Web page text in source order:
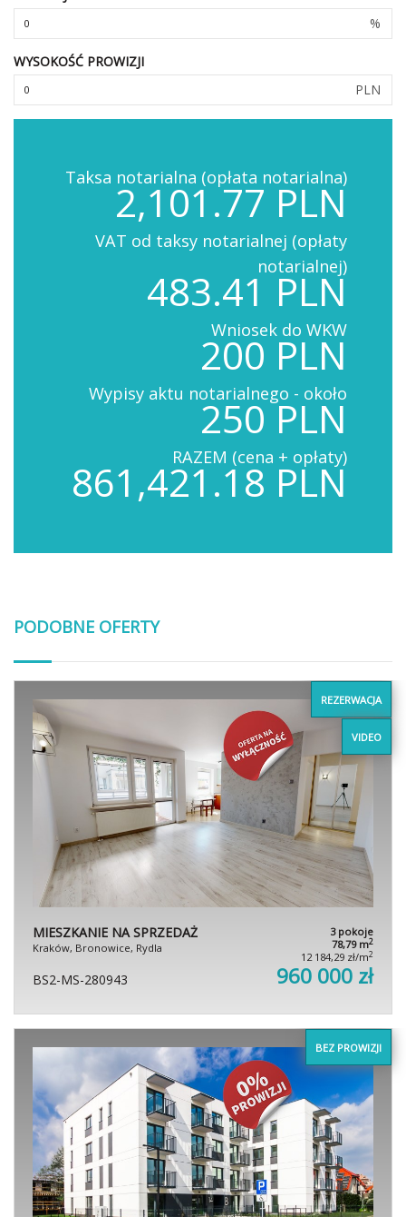
%
WYSOKOŚĆ PROWIZJI
PLN
Taksa notarialna (opłata notarialna)
2,101.77 PLN
VAT od taksy notarialnej (opłaty
notarialnej)
483.41 PLN
Wniosek do WKW
200 PLN
Wypisy aktu notarialnego - około
250 PLN
RAZEM (cena + opłaty)
861,421.18 PLN
PODOBNE OFERTY
REZERWACJA
VIDEO
MIESZKANIE NA SPRZEDAŻ
Kraków, Bronowice, Rydla
3 pokoje
78,79 m2
12 184,29 zł/m2
BS2-MS-280943 960 000 zł
BEZ PROWIZJI